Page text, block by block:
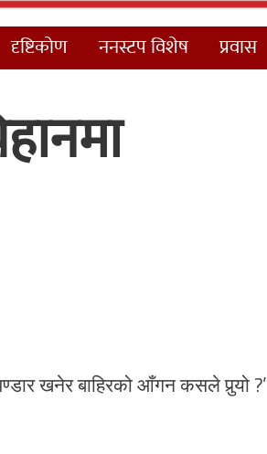
दृष्टिकोण ननस्टप विशेष प्रवास
खनेर बाहिरको आँगन कसले पुर्‍यो ?’